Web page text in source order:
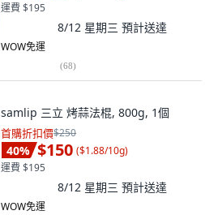
運費 $195
8/12 星期三 預計送達
WOW免運
(68)
samlip 三立 烤蒜法棍, 800g, 1個
首購折扣價$250
40% $150 ($1.88/10g)
運費 $195
8/12 星期三 預計送達
WOW免運